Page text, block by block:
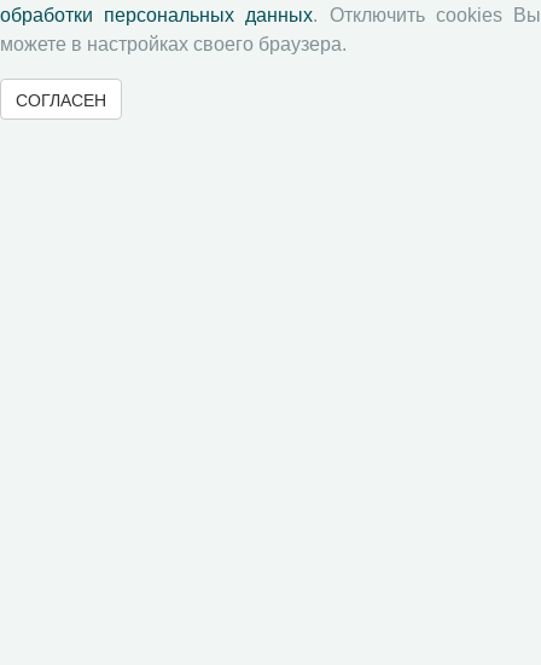
Памятка рецензенту
Положение о рецензировании
Форма рецензии
обработки персональных данных. Отключить cookies Вы
можете в настройках своего браузера.
СОГЛАСЕН